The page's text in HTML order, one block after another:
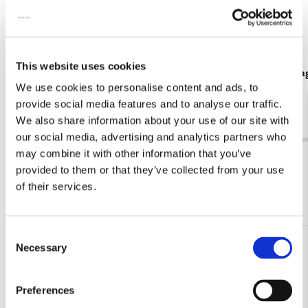
This website uses cookies
We use cookies to personalise content and ads, to
provide social media features and to analyse our traffic.
We also share information about your use of our site with
our social media, advertising and analytics partners who
may combine it with other information that you’ve
provided to them or that they’ve collected from your use
of their services.
Selection
Necessary
Preferences
leveren vrijwilligers daaraan een speciale bijdrage: het
Poster: T-rex Naturalis
€ 9,99 € 3,50
Bekijk alles van Illustratoren
Toevoegen